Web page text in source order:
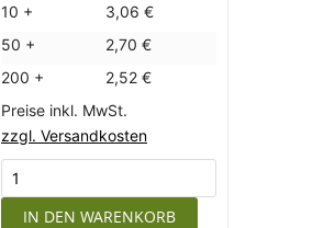
10 +
3,06 €
50 +
2,70 €
200 +
2,52 €
Preise inkl. MwSt.
zzgl. Versandkosten
IN DEN WARENKORB